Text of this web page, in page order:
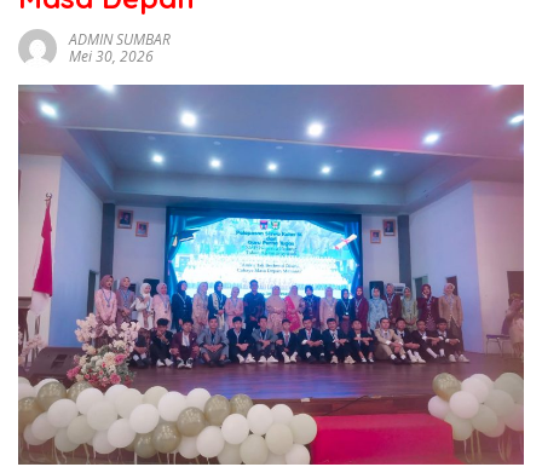
sumbar
tv
live
ADMIN SUMBAR
Mei 30, 2026